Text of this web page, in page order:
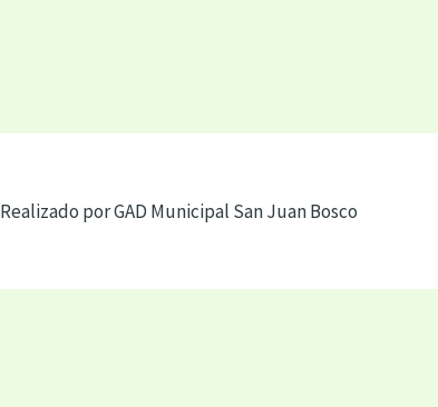
Realizado por GAD Municipal San Juan Bosco